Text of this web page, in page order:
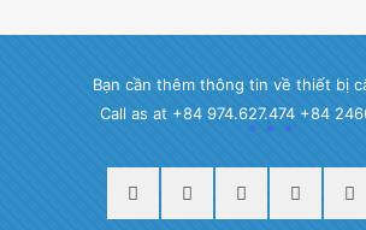
Bạn cần thêm thông tin về thiết bị
Call as at +84 974.627.474 +84